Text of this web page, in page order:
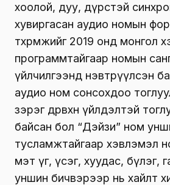
хоолой, дуу, дүрстэй
хувиргасан аудио номын
төхөөрөмжийг 2019 онд
программтайгаар номын
үйлчилгээнд нэвтрүүлсэн
аудио ном сонсохдоо
зэрэг дөрөвхөн үйлдэлтэй
байсан бол “Дэйзи” ном
тусламжтайгаар хэвлэмэл
мэт үг, үсэг, хуудас, бүлэг,
уншин бичвэрээр нь хайлт